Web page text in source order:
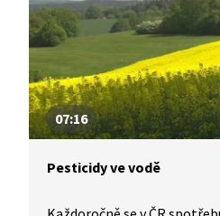
07:16
Pesticidy ve vodě